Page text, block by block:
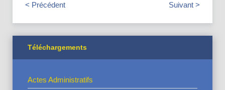
< Précédent Suivant >
Téléchargements
Actes Administratifs